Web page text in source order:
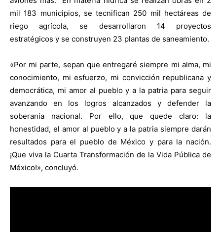
mil 183 municipios, se tecnifican 250 mil hectáreas de
riego agrícola, se desarrollaron 14 proyectos
estratégicos y se construyen 23 plantas de saneamiento.
«Por mi parte, sepan que entregaré siempre mi alma, mi
conocimiento, mi esfuerzo, mi convicción republicana y
democrática, mi amor al pueblo y a la patria para seguir
avanzando en los logros alcanzados y defender la
soberanía nacional. Por ello, que quede claro: la
honestidad, el amor al pueblo y a la patria siempre darán
resultados para el pueblo de México y para la nación.
¡Que viva la Cuarta Transformación de la Vida Pública de
México!», concluyó.